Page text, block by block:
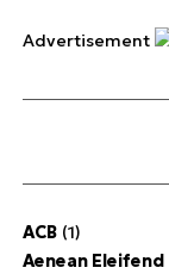
Advertisement
ACB(1)
Aenean Eleifend